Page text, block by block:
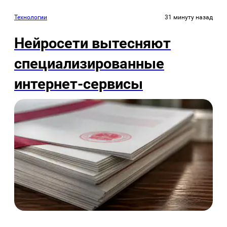
Технологии 31 минуту назад
Нейросети вытесняют
специализированные
интернет-сервисы